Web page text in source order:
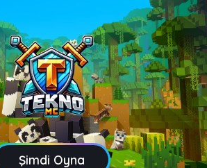
Şimdi Oyna